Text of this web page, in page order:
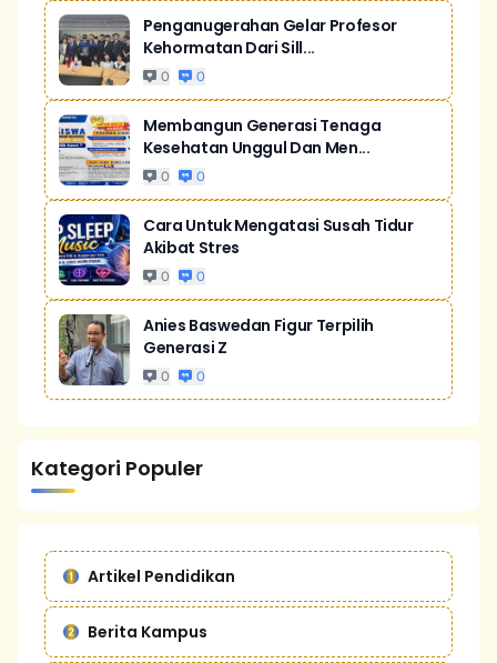
Penganugerahan Gelar Profesor
Kehormatan Dari Sill...
0 0
Membangun Generasi Tenaga
Kesehatan Unggul Dan Men...
0 0
Cara Untuk Mengatasi Susah Tidur
Akibat Stres
0 0
Anies Baswedan Figur Terpilih
Generasi Z
0 0
Kategori Populer
Artikel Pendidikan
Berita Kampus